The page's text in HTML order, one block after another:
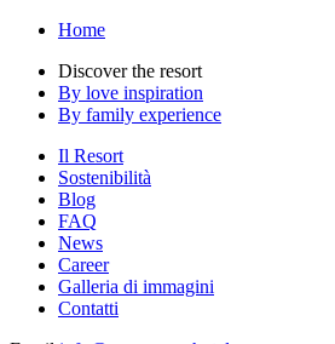
Home
Discover the resort
By love inspiration
By family experience
Il Resort
Sostenibilità
Blog
FAQ
News
Career
Galleria di immagini
Contatti